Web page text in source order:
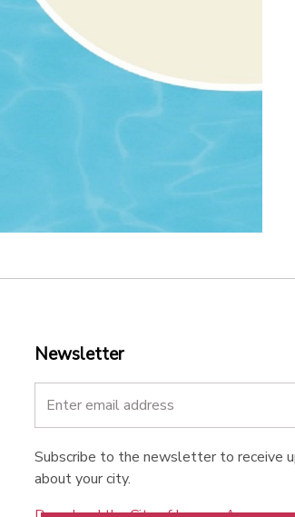
Newsletter
Subscribe to the newsletter to receive
about your city.